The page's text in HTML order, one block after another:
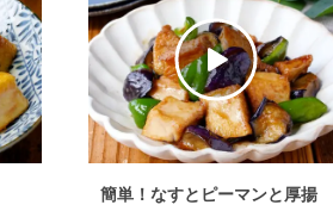
簡単！なすとピーマンと厚揚